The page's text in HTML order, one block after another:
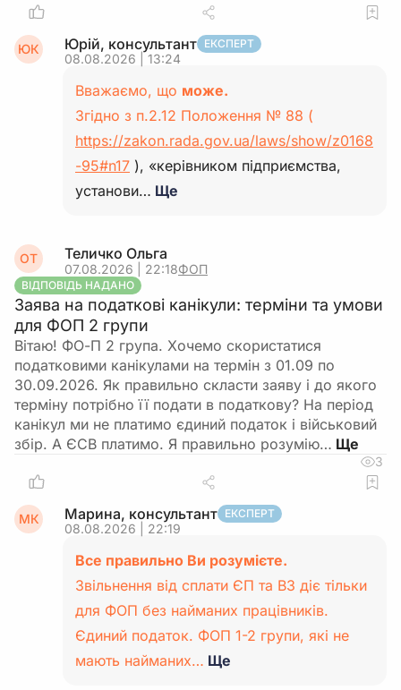
ЮК Юрій, консультант ЕКСПЕРТ
08.08.2026 | 13:24
Вважаємо, що може.
Згідно з п.2.12 Положення № 88 (
https://zakon.rada.gov.ua/laws/show/z0168
-95#n17 ), «керівником підприємства,
установи… Ще
ОТ Теличко Ольга
07.08.2026 | 22:18ФОП
ВІДПОВІДЬ НАДАНО
Заява на податкові канікули: терміни та умови
для ФОП 2 групи
Вітаю! ФО-П 2 група. Хочемо скористатися
податковими канікулами на термін з 01.09 по
30.09.2026. Як правильно скласти заяву і до якого
терміну потрібно її подати в податкову? На період
канікул ми не платимо єдиний податок і військовий
збір. А ЄСВ платимо. Я правильно розумію…
3
МК Марина, консультант ЕКСПЕРТ
08.08.2026 | 22:19
Все правильно Ви розумієте.
Звільнення від сплати ЄП та ВЗ діє тільки
для ФОП без найманих працівників.
Єдиний податок. ФОП 1-2 групи, які не
мають найманих… Ще